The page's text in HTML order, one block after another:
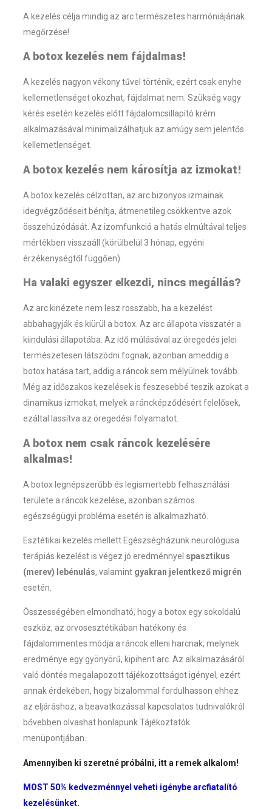
A kezelés célja mindig az arc természetes harmóniájának
megőrzése!
A botox kezelés nem fájdalmas!
A kezelés nagyon vékony tűvel történik, ezért csak enyhe
kellemetlenséget okozhat, fájdalmat nem. Szükség vagy
kérés esetén kezelés előtt fájdalomcsillapító krém
alkalmazásával minimalizálhatjuk az amúgy sem jelentős
kellemetlenséget.
A botox kezelés nem károsítja az izmokat!
A botox kezelés célzottan, az arc bizonyos izmainak
idegvégződéseit bénítja, átmenetileg csökkentve azok
összehúzódását. Az izomfunkció a hatás elmúltával teljes
mértékben visszaáll (körülbelül 3 hónap, egyéni
érzékenységtől függően).
Ha valaki egyszer elkezdi, nincs megállás?
Az arc kinézete nem lesz rosszabb, ha a kezelést
abbahagyják és kiürül a botox. Az arc állapota visszatér a
kiindulási állapotába. Az idő múlásával az öregedés jelei
természetesen látszódni fognak, azonban ameddig a
botox hatása tart, addig a ráncok sem mélyülnek tovább.
Még az időszakos kezelések is feszesebbé teszik azokat a
dinamikus izmokat, melyek a ráncképződésért felelősek,
ezáltal lassítva az öregedési folyamatot.
A botox nem csak ráncok kezelésére
alkalmas!
A botox legnépszerűbb és legismertebb felhasználási
területe a ráncok kezelése, azonban számos
egészségügyi probléma esetén is alkalmazható.
Esztétikai kezelés mellett Egészségházunk neurológusa
terápiás kezelést is végez jó eredménnyel spasztikus
(merev) lebénulás, valamint gyakran jelentkező migrén
esetén.
Összességében elmondható, hogy a botox egy sokoldalú
eszköz, az orvosesztétikában hatékony és
fájdalommentes módja a ráncok elleni harcnak, melynek
eredménye egy gyönyörű, kipihent arc. Az alkalmazásáról
való döntés megalapozott tájékozottságot igényel, ezért
annak érdekében, hogy bizalommal fordulhasson ehhez
az eljáráshoz, a beavatkozással kapcsolatos tudnivalókról
bővebben olvashat honlapunk Tájékoztatók
menüpontjában.
Amennyiben ki szeretné próbálni, itt a remek alkalom!
MOST 50% kedvezménnyel veheti igénybe arcfiatalító
kezelésünket.